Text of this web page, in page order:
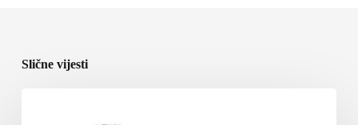
Slične vijesti